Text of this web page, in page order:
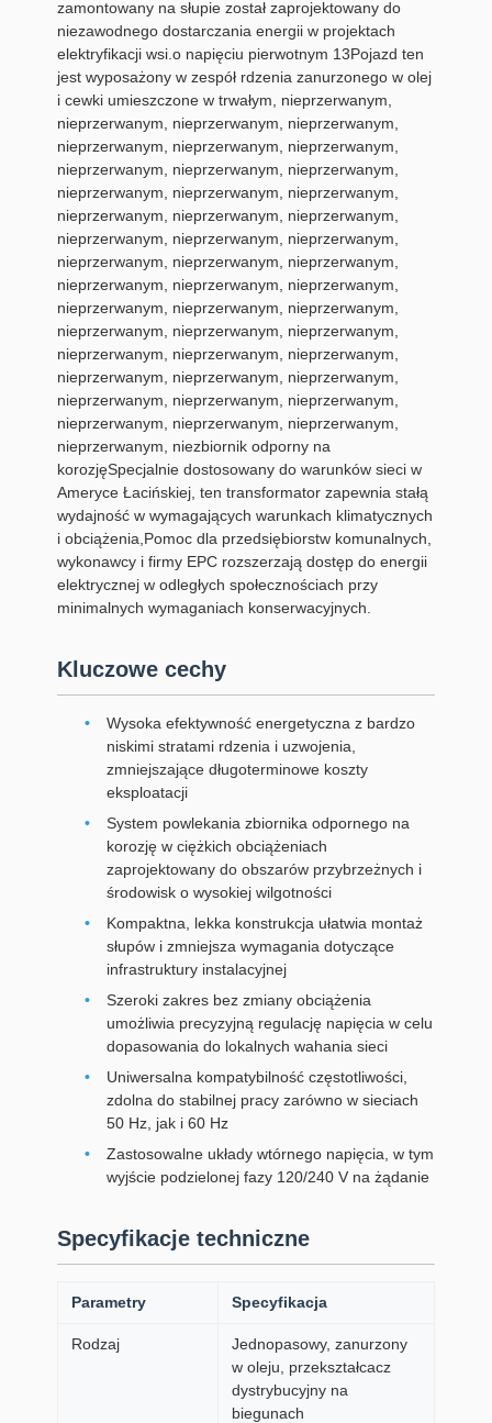
zamontowany na słupie został zaprojektowany do
niezawodnego dostarczania energii w projektach
elektryfikacji wsi.o napięciu pierwotnym 13Pojazd ten
jest wyposażony w zespół rdzenia zanurzonego w olej
i cewki umieszczone w trwałym, nieprzerwanym,
nieprzerwanym, nieprzerwanym, nieprzerwanym,
nieprzerwanym, nieprzerwanym, nieprzerwanym,
nieprzerwanym, nieprzerwanym, nieprzerwanym,
nieprzerwanym, nieprzerwanym, nieprzerwanym,
nieprzerwanym, nieprzerwanym, nieprzerwanym,
nieprzerwanym, nieprzerwanym, nieprzerwanym,
nieprzerwanym, nieprzerwanym, nieprzerwanym,
nieprzerwanym, nieprzerwanym, nieprzerwanym,
nieprzerwanym, nieprzerwanym, nieprzerwanym,
nieprzerwanym, nieprzerwanym, nieprzerwanym,
nieprzerwanym, nieprzerwanym, nieprzerwanym,
nieprzerwanym, nieprzerwanym, nieprzerwanym,
nieprzerwanym, nieprzerwanym, nieprzerwanym,
nieprzerwanym, nieprzerwanym, nieprzerwanym,
nieprzerwanym, niezbiornik odporny na
korozjęSpecjalnie dostosowany do warunków sieci w
Ameryce Łacińskiej, ten transformator zapewnia stałą
wydajność w wymagających warunkach klimatycznych
i obciążenia,Pomoc dla przedsiębiorstw komunalnych,
wykonawcy i firmy EPC rozszerzają dostęp do energii
elektrycznej w odległych społecznościach przy
minimalnych wymaganiach konserwacyjnych.
Kluczowe cechy
Wysoka efektywność energetyczna z bardzo
niskimi stratami rdzenia i uzwojenia,
zmniejszające długoterminowe koszty
eksploatacji
System powlekania zbiornika odpornego na
korozję w ciężkich obciążeniach
zaprojektowany do obszarów przybrzeżnych i
środowisk o wysokiej wilgotności
Kompaktna, lekka konstrukcja ułatwia montaż
słupów i zmniejsza wymagania dotyczące
infrastruktury instalacyjnej
Szeroki zakres bez zmiany obciążenia
umożliwia precyzyjną regulację napięcia w celu
dopasowania do lokalnych wahania sieci
Uniwersalna kompatybilność częstotliwości,
zdolna do stabilnej pracy zarówno w sieciach
50 Hz, jak i 60 Hz
Zastosowalne układy wtórnego napięcia, w tym
wyjście podzielonej fazy 120/240 V na żądanie
Specyfikacje techniczne
Parametry Specyfikacja
Rodzaj
Jednopasowy, zanurzony
w oleju, przekształcacz
dystrybucyjny na
biegunach